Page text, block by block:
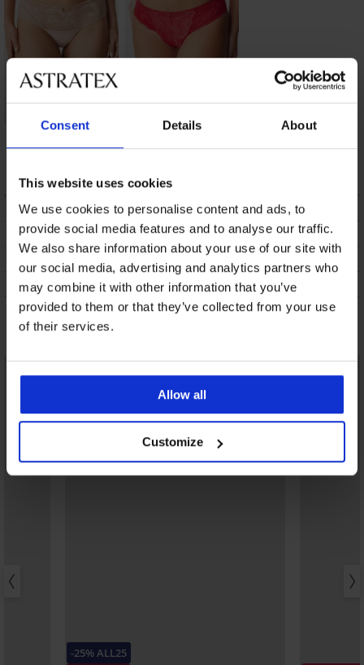
Consent Details About
This website uses cookies
We use cookies to personalise content and ads, to
provide social media features and to analyse our traffic.
We also share information about your use of our site with
our social media, advertising and analytics partners who
may combine it with other information that you’ve
provided to them or that they’ve collected from your use
of their services.
Allow all
Customize
Brazilian slip
Selmark Malitzia
Brazilian slip Perfect
Lace
BESCHRIJVING
VERZENDING EN BETALING
ONDERHOUD EN WASSEN
Misschien vindt u dit ook leuk
-25% ALL25